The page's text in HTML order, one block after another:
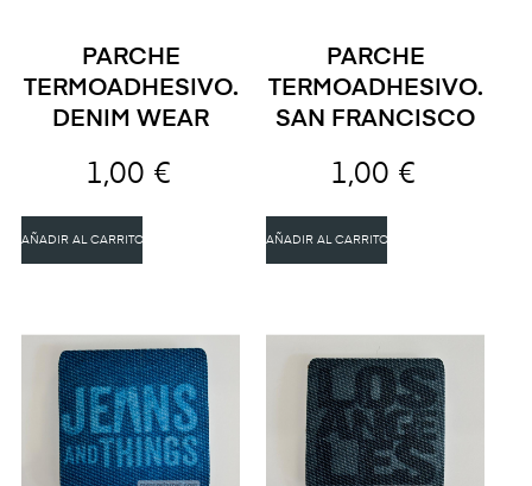
PARCHE
TERMOADHESIVO.
DENIM WEAR
1,00 €
AÑADIR AL CARRITO
PARCHE
TERMOADHESIVO.
SAN FRANCISCO
1,00 €
AÑADIR AL CARRITO